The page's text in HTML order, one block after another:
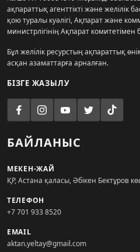
ақпараттық агенттікті және желілік
қою туралы куәлігі, Ақпарат және
министрлігінің Ақпарат комитетімен
Бұл желілік ресурстың ақпараттық
асқан азаматтарға арналған.
БІЗГЕ ЖАЗЫЛУ
БАЙЛАНЫС
МЕКЕН-ЖАЙ
ҚР, Астана қаласы, Әбікен Бектұров
ТЕЛЕФОН
+7 701 933 8520
EMAIL
aktan.yeltay@gmail.com